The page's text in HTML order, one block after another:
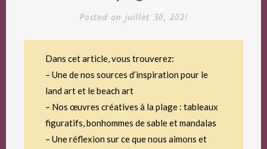
Posted onjuillet 30, 2021
Dans cet article, vous trouverez:
– Une de nos sources d’inspiration pour le
land art et le beach art
– Nos œuvres créatives à la plage : tableaux
figuratifs, bonhommes de sable et mandalas
– Une réflexion sur ce que nous aimons et